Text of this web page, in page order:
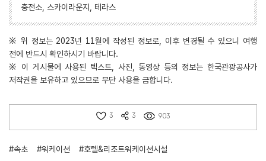
충전소, 스카이라운지, 테라스
※ 위 정보는 2023년 11월에 작성된 정보로, 이후 변경될 수 있으니 여행
전에 반드시 확인하시기 바랍니다.
※ 이 게시물에 사용된 텍스트, 사진, 동영상 등의 정보는 한국관광공사가
저작권을 보유하고 있으므로 무단 사용을 금합니다.
3 3 903
#속초 #워케이션 #호텔&리조트워케이션시설